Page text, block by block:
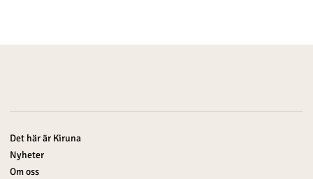
Det här är Kiruna
Nyheter
Om oss